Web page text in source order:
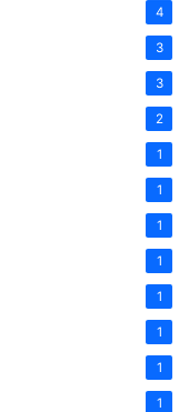
4
3
3
2
1
1
1
1
1
1
1
1